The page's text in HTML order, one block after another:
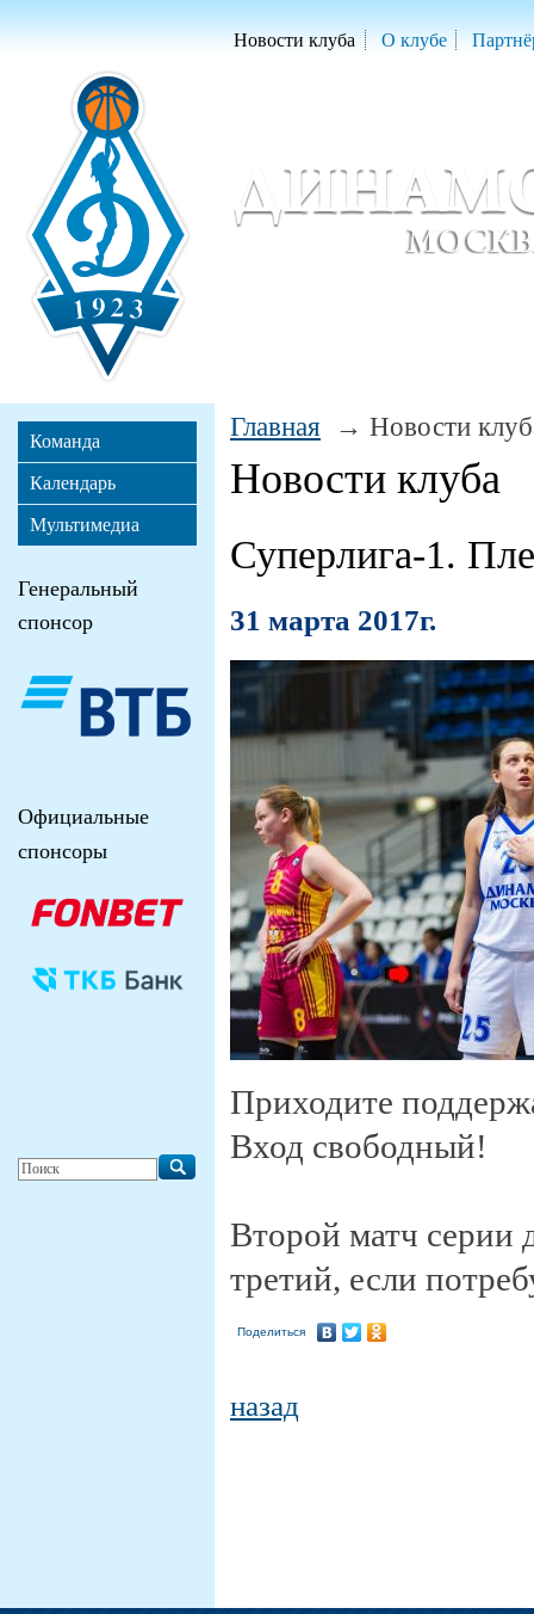
Новости клуба О клубе
Главная Новости
Новости клуба
Суперлига-1.
31 марта 2017г.
Приходите
Вход свободный!
Второй матч серии
третий, если
Поделиться
назад
Команда
Календарь
Мультимедиа
Генеральный
спонсор
Официальные
спонсоры